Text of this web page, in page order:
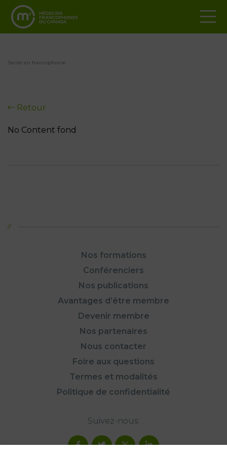
Santé en francophonie
Retour
No Content fond
Nos formations
Conférenciers
Nos publications
Avantages d’être membre
Devenir membre
Nos partenaires
Nous contacter
Foire aux questions
Termes et modalités
Politique de confidentialité
Suivez-nous: